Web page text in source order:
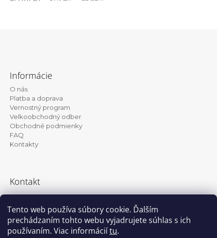
Tento web používa súbory cookie. Ďalším
prechádzaním tohto webu vyjadrujete súhlas s ich
používaním. Viac informáciítu.
Informácie
O nás
Platba a doprava
Vernostný program
Velkoobchodný odber
Obchodné podmienky
FAQ
Kontakty
Kontakt